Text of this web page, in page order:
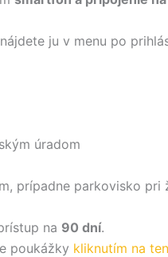
ju v menu po
úradom
prípadne parkovisko pri
na 90 dní.
poukážky kliknutím na